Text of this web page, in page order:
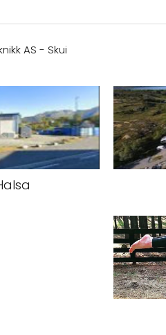
AS - Skui